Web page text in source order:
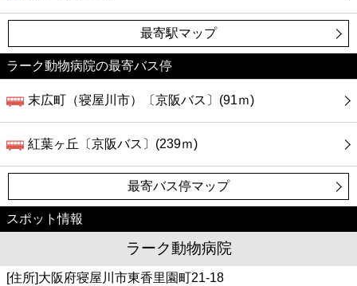
最寄駅マップ
ラーク動物病院の最寄バス停
末広町（寝屋川市）〔京阪バス〕(91ｍ)
紅葉ヶ丘〔京阪バス〕(239ｍ)
最寄バス停マップ
スポット情報
ラーク動物病院
[住所]大阪府寝屋川市東香里園町21-18